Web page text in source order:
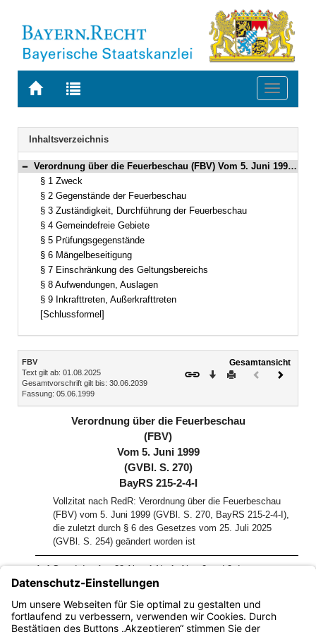
Zur
BAYERN.RECHT
Zur
letzten
Suche
Toggle
Navigation
Inhaltsverzeichnis
Bereich reduzieren
Verordnung über die Feuerbeschau (FBV) Vom 5. Juni 1999 (GVBl. S. 270) BayRS 215-2-4-I (§§ 1–9)
§ 1 Zweck
§ 2 Gegenstände der Feuerbeschau
§ 3 Zuständigkeit, Durchführung der Feuerbeschau
§ 4 Gemeindefreie Gebiete
§ 5 Prüfungsgegenstände
§ 6 Mängelbeseitigung
§ 7 Einschränkung des Geltungsbereichs
§ 8 Aufwendungen, Auslagen
§ 9 Inkrafttreten, Außerkrafttreten
[Schlussformel]
Inhalt
FBV
Text gilt ab: 01.08.2025
Gesamtvorschrift gilt bis: 30.06.2039
Fassung: 05.06.1999
Gesamtansicht
Download
DruckenVorheriges
Verordnung über die Feuerbeschau
(FBV)
Vom 5. Juni 1999
(GVBl. S. 270)
BayRS 215-2-4-I
Vollzitat nach RedR: Verordnung über die Feuerbeschau
(FBV) vom 5. Juni 1999 (GVBl. S. 270, BayRS 215-2-4-I),
die zuletzt durch § 6 des Gesetzes vom 25. Juli 2025
(GVBl. S. 254) geändert worden ist
Auf Grund des Art. 38 Abs. 1 Nr. 1, Abs. 2 und 3 des
Landesstraf- und Verordnungsgesetzes (BayRS 2011-2-1),
(GVBl S. 130), erlässt das Bayerische Staatsministerium des
Innern folgende Verordnung: